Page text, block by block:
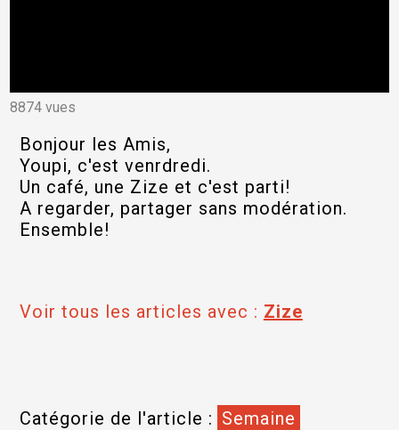
8874 vues
Bonjour les Amis,
Youpi, c'est venrdredi.
Un café, une Zize et c'est parti!
A regarder, partager sans modération.
Ensemble!
Voir tous les articles avec : Zize
Catégorie de l'article : Semaine